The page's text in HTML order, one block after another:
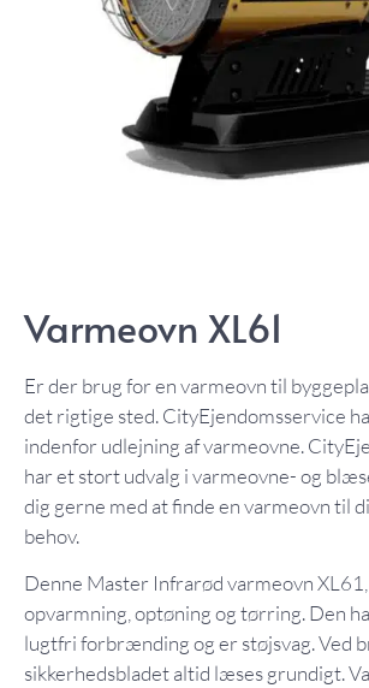
Varmeovn XL61
Er der brug for en varmeovn til
det rigtige sted. CityEjendomsservice
indenfor udlejning af varmeovne.
har et stort udvalg i varmeovne- og
dig gerne med at finde en varmeovn til
behov.
Denne Master Infrarød varmeovn
opvarmning, optøning og tørring. Den
lugtfri forbrænding og er støjsvag. Ved
sikkerhedsbladet altid læses grundigt.